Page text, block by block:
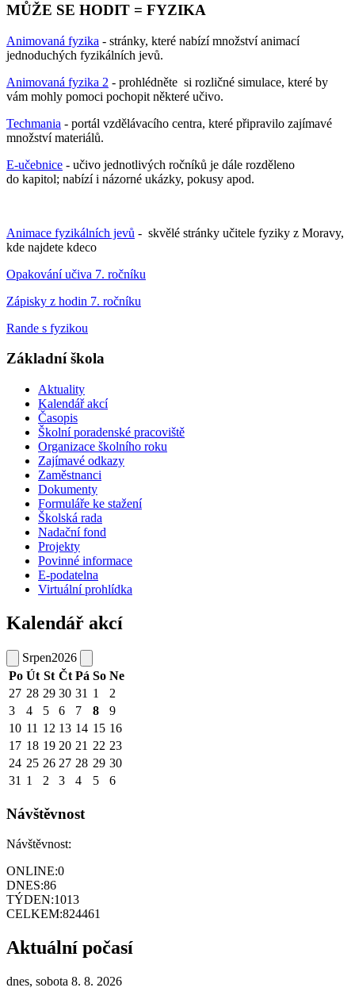
MŮŽE SE HODIT = FYZIKA
Animovaná fyzika - stránky, které nabízí množství animací
jednoduchých fyzikálních jevů.
Animovaná fyzika 2 - prohlédněte si rozličné simulace, které by
vám mohly pomoci pochopit některé učivo.
Techmania - portál vzdělávacího centra, které připravilo zajímavé
množství materiálů.
E-učebnice - učivo jednotlivých ročníků je dále rozděleno
do kapitol; nabízí i názorné ukázky, pokusy apod.
Animace fyzikálních jevů - skvělé stránky učitele fyziky z Moravy,
kde najdete kdeco
Opakování učiva 7. ročníku
Zápisky z hodin 7. ročníku
Rande s fyzikou
Základní škola
Aktuality
Kalendář akcí
Časopis
Školní poradenské pracoviště
Organizace školního roku
Zajímavé odkazy
Zaměstnanci
Dokumenty
Formuláře ke stažení
Školská rada
Nadační fond
Projekty
Povinné informace
E-podatelna
Virtuální prohlídka
Kalendář akcí
Srpen2026
Po Út St Čt Pá So Ne
27 28 29 30 31 1
2
3
4 5 6 7 8
9
10 11 12 13 14 15 16
17 18 19 20 21 22 23
24 25 26 27 28 29 30
31 1 2 3 4 5 6
Návštěvnost
Návštěvnost:
ONLINE:0
DNES:86
TÝDEN:1013
CELKEM:824461
Aktuální počasí
dnes, sobota 8. 8. 2026